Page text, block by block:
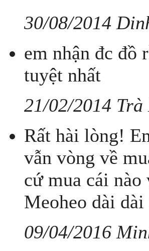
30/08/2014
em nhận đc đồ
tuyệt nhất
21/02/2014 Trà
Rất hài lòng!
vẫn vòng về
cứ mua cái
Meoheo dài dài
09/04/2016